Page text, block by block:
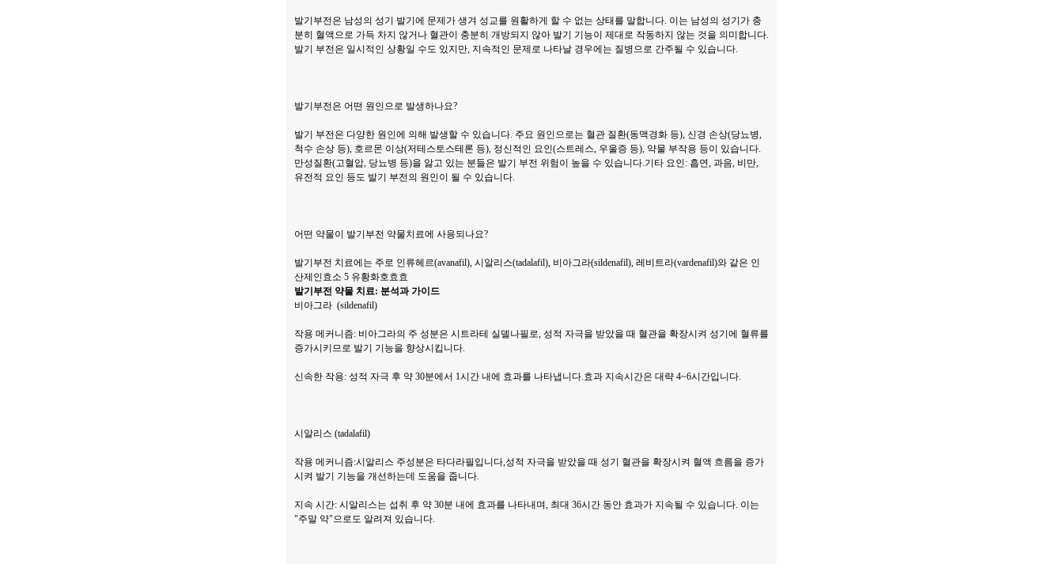
발기부전은 남성의 성기 발기에 문제가 생겨 성교를 원활하게 할 수 없는 상태를 말합니다. 이는 남성의 성기가 충
분히 혈액으로 가득 차지 않거나 혈관이 충분히 개방되지 않아 발기 기능이 제대로 작동하지 않는 것을 의미합니다.
발기 부전은 일시적인 상황일 수도 있지만, 지속적인 문제로 나타날 경우에는 질병으로 간주될 수 있습니다.
발기부전은 어떤 원인으로 발생하나요?
발기 부전은 다양한 원인에 의해 발생할 수 있습니다. 주요 원인으로는 혈관 질환(동맥경화 등), 신경 손상(당뇨병,
척수 손상 등), 호르몬 이상(저테스토스테론 등), 정신적인 요인(스트레스, 우울증 등), 약물 부작용 등이 있습니다.
만성질환(고혈압, 당뇨병 등)을 앓고 있는 분들은 발기 부전 위험이 높을 수 있습니다.기타 요인: 흡연, 과음, 비만,
유전적 요인 등도 발기 부전의 원인이 될 수 있습니다.
어떤 약물이 발기부전 약물치료에 사용되나요?
발기부전 치료에는 주로 인류헤르(avanafil), 시알리스(tadalafil), 비아그라(sildenafil), 레비트라(vardenafil)와 같은 인
산제인효소 5 유황화호효효
발기부전 약물 치료: 분석과 가이드
비아그라 (sildenafil)
작용 메커니즘: 비아그라의 주 성분은 시트라테 실델나필로, 성적 자극을 받았을 때 혈관을 확장시켜 성기에 혈류를
증가시키므로 발기 기능을 향상시킵니다.
신속한 작용: 성적 자극 후 약 30분에서 1시간 내에 효과를 나타냅니다.효과 지속시간은 대략 4~6시간입니다.
시알리스 (tadalafil)
작용 메커니즘:시알리스 주성분은 타다라필입니다,성적 자극을 받았을 때 성기 혈관을 확장시켜 혈액 흐름을 증가
시켜 발기 기능을 개선하는데 도움을 줍니다.
지속 시간: 시알리스는 섭취 후 약 30분 내에 효과를 나타내며, 최대 36시간 동안 효과가 지속될 수 있습니다. 이는
"주말 약"으로도 알려져 있습니다.